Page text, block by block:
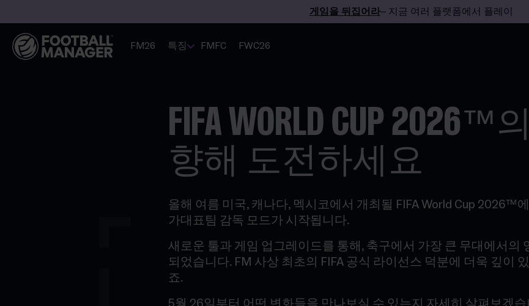
게임을 뒤집어라– 지금 여러 플랫폼에서 플레이
FM26 특징 FMFC FWC26
FIFA WORLD CUP 2026™
향해 도전하세요
올해 여름 미국, 캐나다, 멕시코에서 개최될 FIFA World Cup 2026™
가대표팀 감독 모드가 시작됩니다.
새로운 툴과 게임 업그레이드를 통해, 축구에서 가장 큰 무대에서의
되었습니다. FM 사상 최초의 FIFA 공식 라이선스 덕분에 더욱 깊이
죠.